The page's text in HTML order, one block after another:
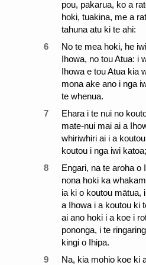
pou, pakarua, ko a
hoki, tuakina, me a
tahuna atu ki te ahi:
6
No te mea hoki, he
Ihowa, no tou Atua: i
Ihowa e tou Atua kia
mona ake ano i nga
te whenua.
7
Ehara i te nui no
mate-nui mai ai a
whiriwhiri ai i a
koutou i nga iwi katoa;
8
Engari, na te aroha o
nona hoki ka
ia ki o koutou mātua,
a Ihowa i a koutou ki
ai ano hoki i a koe i
pononga, i te
kingi o Ihipa.
9
Na, kia mohio koe ki